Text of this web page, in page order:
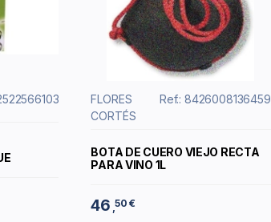
FLORES
CORTÉS
Ref.: 8426008136459
BOTA DE CUERO VIEJO RECTA
PARA VINO 1L
46 ,50 €